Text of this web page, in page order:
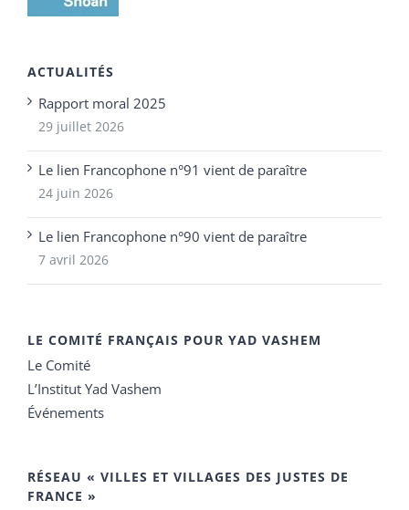
ACTUALITÉS
Rapport moral 2025
29 juillet 2026
Le lien Francophone n°91 vient de paraître
24 juin 2026
Le lien Francophone n°90 vient de paraître
7 avril 2026
LE COMITÉ FRANÇAIS POUR YAD VASHEM
Le Comité
L’Institut Yad Vashem
Événements
RÉSEAU « VILLES ET VILLAGES DES JUSTES DE
FRANCE »